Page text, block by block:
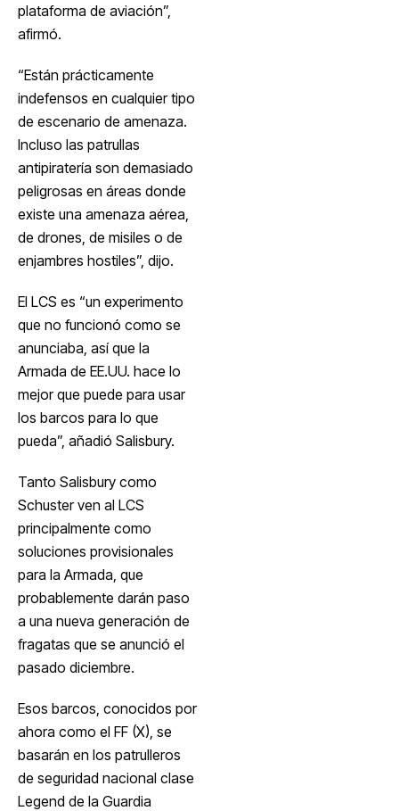
plataforma de aviación”,
afirmó.
“Están prácticamente
indefensos en cualquier tipo
de escenario de amenaza.
Incluso las patrullas
antipiratería son demasiado
peligrosas en áreas donde
existe una amenaza aérea,
de drones, de misiles o de
enjambres hostiles”, dijo.
El LCS es “un experimento
que no funcionó como se
anunciaba, así que la
Armada de EE.UU. hace lo
mejor que puede para usar
los barcos para lo que
pueda”, añadió Salisbury.
Tanto Salisbury como
Schuster ven al LCS
principalmente como
soluciones provisionales
para la Armada, que
probablemente darán paso
a una nueva generación de
fragatas que se anunció el
pasado diciembre.
Esos barcos, conocidos por
ahora como el FF (X), se
basarán en los patrulleros
de seguridad nacional clase
Legend de la Guardia